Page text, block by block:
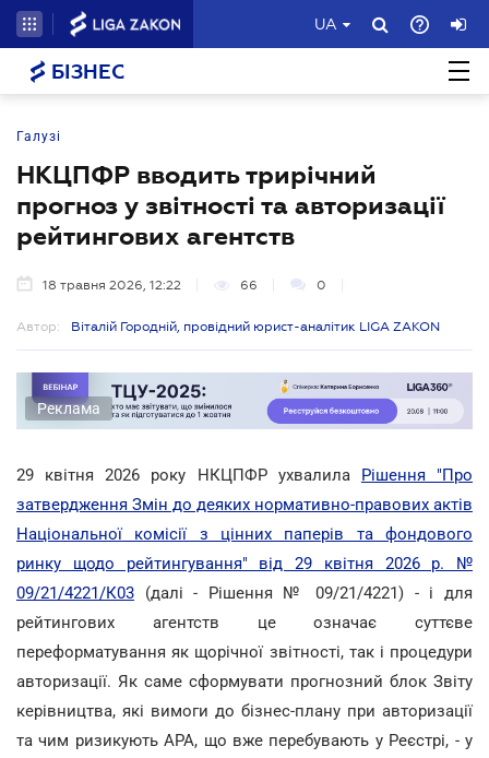
UA
БІЗНЕС
Галузі
НКЦПФР вводить трирічний
прогноз у звітності та авторизації
рейтингових агентств
18 травня 2026, 12:22 66 0
Автор: Віталій Городній, провідний юрист-аналітик LIGA ZAKON
Реклама
29 квітня 2026 року НКЦПФР ухвалила Рішення "Про
затвердження Змін до деяких нормативно-правових актів
Національної комісії з цінних паперів та фондового
ринку щодо рейтингування" від 29 квітня 2026 р. №
09/21/4221/К03 (далі - Рішення № 09/21/4221) - і для
рейтингових агентств це означає суттєве
переформатування як щорічної звітності, так і процедури
авторизації. Як саме сформувати прогнозний блок Звіту
керівництва, які вимоги до бізнес-плану при авторизації
та чим ризикують АРА, що вже перебувають у Реєстрі, - у